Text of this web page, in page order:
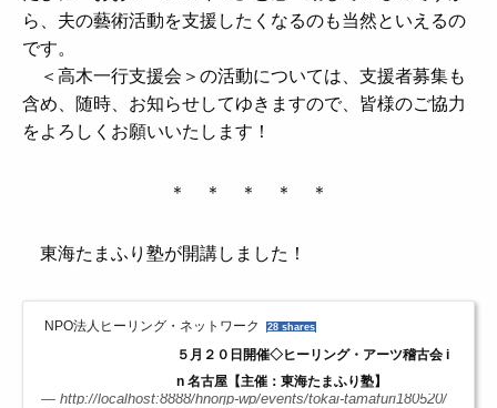
ら、夫の藝術活動を支援したくなるのも当然といえるの
です。
＜高木一行支援会＞の活動については、支援者募集も
含め、随時、お知らせしてゆきますので、皆様のご協力
をよろしくお願いいたします！
＊ ＊ ＊ ＊ ＊
東海たまふり塾が開講しました！
NPO法人ヒーリング・ネットワーク 28 shares
５月２０日開催◇ヒーリング・アーツ稽古会 i
n 名古屋【主催：東海たまふり塾】
http://localhost:8888/hnorjp-wp/events/tokai-tamafuri180520/